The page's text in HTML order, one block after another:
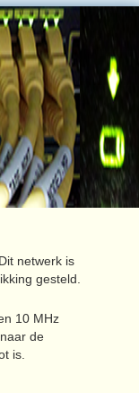
netwerk is
gesteld.
10 MHz
de
is.